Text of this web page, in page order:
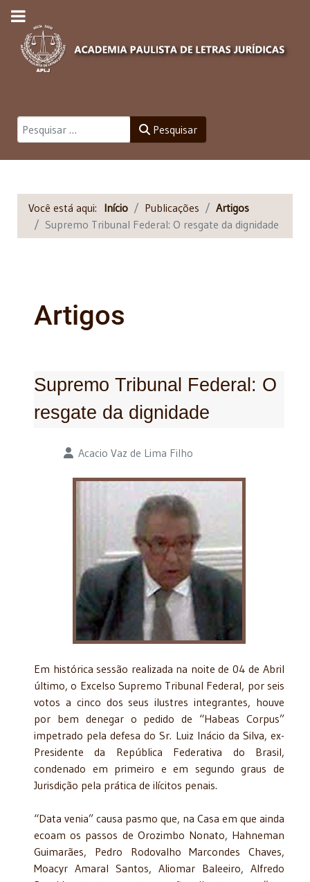
Pesquisar Pesquisar
Você está aqui: Início Publicações
Artigos
Supremo Tribunal Federal: O resgate da dignidade
Artigos
Supremo Tribunal Federal: O
resgate da dignidade
Detalhes Acacio Vaz de Lima Filho
Em histórica sessão realizada na noite de 04 de Abril
último, o Excelso Supremo Tribunal Federal, por seis
votos a cinco dos seus ilustres integrantes, houve
por bem denegar o pedido de “Habeas Corpus”
impetrado pela defesa do Sr. Luiz Inácio da Silva, ex-
Presidente da República Federativa do Brasil,
condenado em primeiro e em segundo graus de
Jurisdição pela prática de ilícitos penais.
“Data venia” causa pasmo que, na Casa em que ainda
ecoam os passos de Orozimbo Nonato, Hahneman
Guimarães, Pedro Rodovalho Marcondes Chaves,
Moacyr Amaral Santos, Aliomar Baleeiro, Alfredo